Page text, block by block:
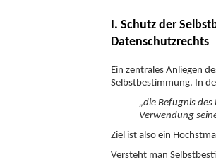
I. Schutz der
Datenschutzrechts
Ein zentrales Anliegen
Selbstbestimmung. In
„die Befugnis
Verwendung
Ziel ist also ein
Versteht man